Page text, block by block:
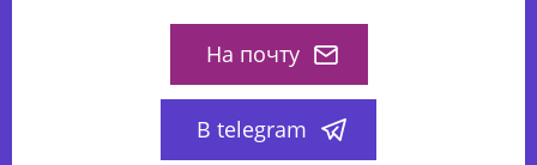
На почту
В telegram